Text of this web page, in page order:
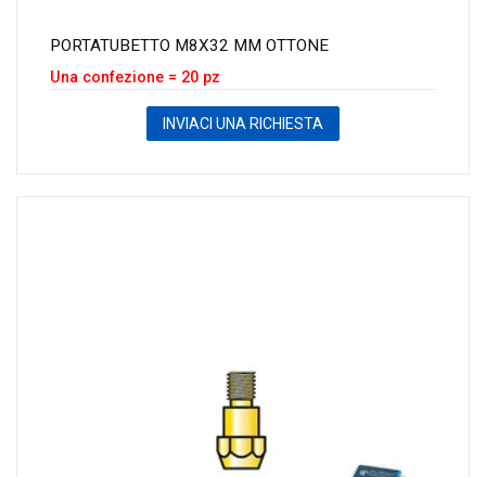
PORTATUBETTO M8X32 MM OTTONE
Una confezione = 20 pz
INVIACI UNA RICHIESTA